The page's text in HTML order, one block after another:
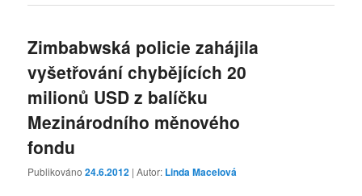
Zimbabwská policie zahájila
vyšetřování chybějících 20
milionů USD z balíčku
Mezinárodního měnového
fondu
Publikováno24.6.2012 | Autor: Linda Macelová